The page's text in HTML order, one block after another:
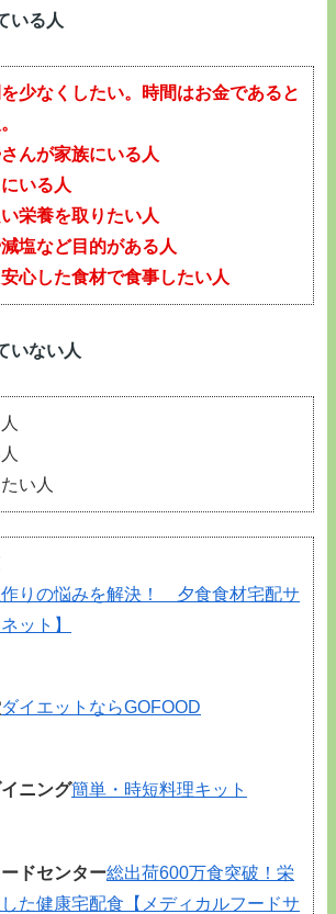
いる人
を少なくしたい。時間はお金であると
んが家族にいる人
いる人
栄養を取りたい人
塩など目的がある人
心した食材で食事したい人
いない人
い人
りの悩みを解決！ 夕食食材宅配サ
ット】
ダイエットならGOFOOD
ニング簡単・時短料理キット
ドセンター総出荷600万食突破！栄
た健康宅配食【メディカルフードサ